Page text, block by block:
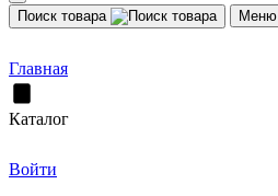
Поиск товара Меню
Главная
Каталог
Войти